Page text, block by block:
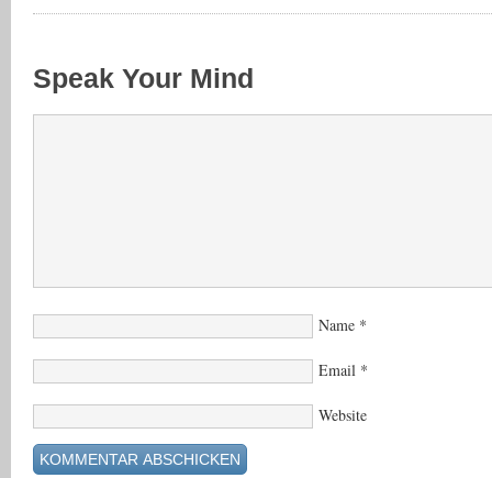
Speak Your Mind
Name *
Email *
Website